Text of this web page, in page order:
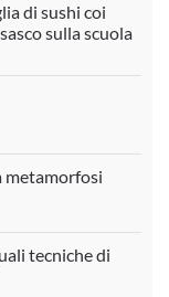
di sushi coi
sulla scuola
metamorfosi
tecniche di